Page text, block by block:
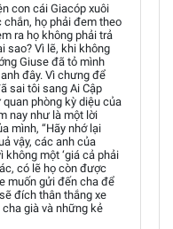
con cái Giacóp xuôi
họ phải đem theo
ra họ không phải trả
sao? Vì lẽ, khi không
Giuse đã tỏ mình
đây. Vì chưng để
sai tôi sang Ai Cập
phòng kỳ diệu của
nay như là một lời
mình, “Hãy nhớ lại
vậy, các anh của
không một ‘giá cả phải
có lẽ họ còn được
muốn gửi đến cha để
đích thân thắng xe
già và những kẻ